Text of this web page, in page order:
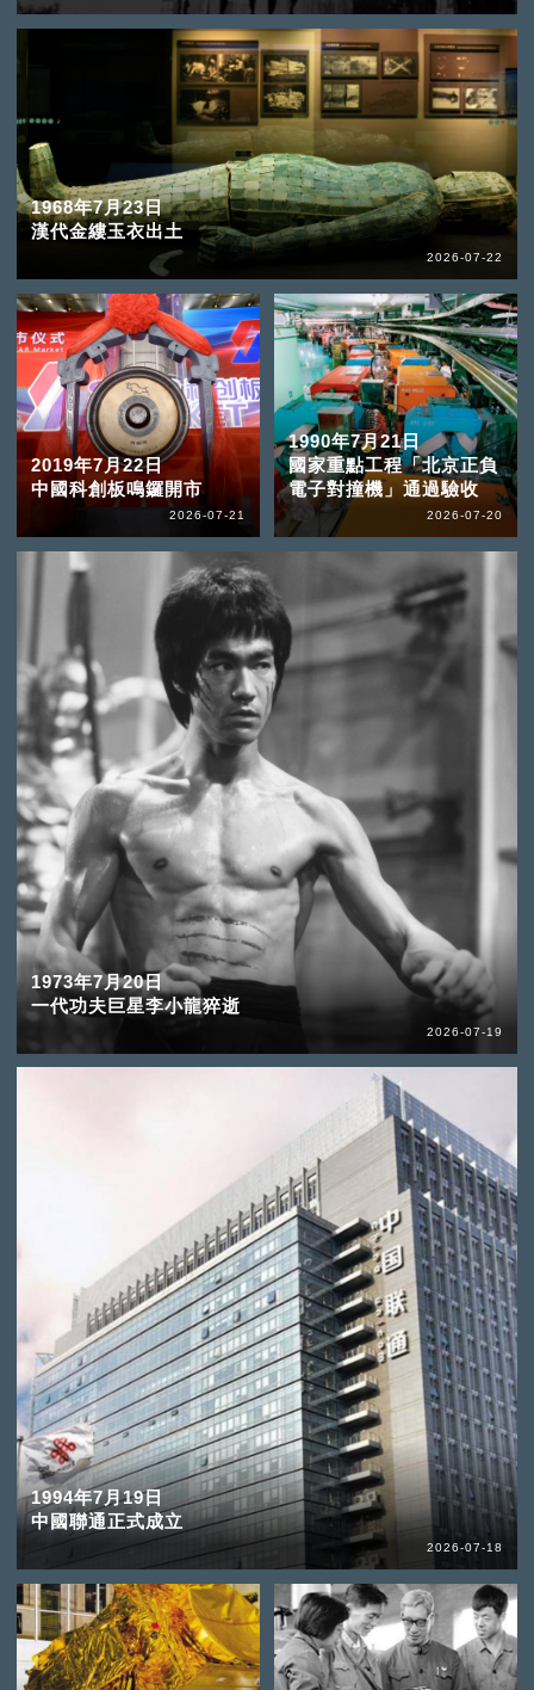
1968年7月23日
漢代金縷玉衣出土
2026-07-22
2019年7月22日
中國科創板鳴鑼開市
2026-07-21
1990年7月21日
國家重點工程「北京正負
電子對撞機」通過驗收
2026-07-20
1973年7月20日
一代功夫巨星李小龍猝逝
2026-07-19
1994年7月19日
中國聯通正式成立
2026-07-18